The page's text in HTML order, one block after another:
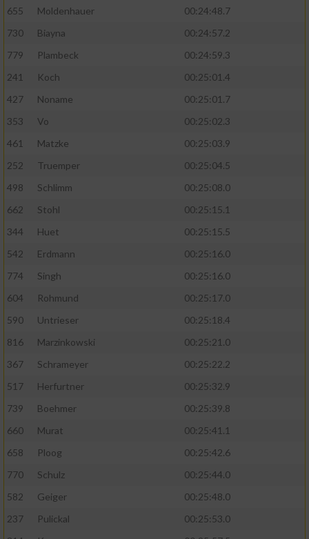
655
Moldenhauer
00:24:48.7
730
Biayna
00:24:57.2
779
Plambeck
00:24:59.3
241
Koch
00:25:01.4
427
Noname
00:25:01.7
353
Vo
00:25:02.3
461
Matzke
00:25:03.9
252
Truemper
00:25:04.5
498
Schlimm
00:25:08.0
662
Stohl
00:25:15.1
344
Huet
00:25:15.5
542
Erdmann
00:25:16.0
774
Singh
00:25:16.0
604
Rohmund
00:25:17.0
590
Untrieser
00:25:18.4
816
Marzinkowski
00:25:21.0
367
Schrameyer
00:25:22.2
517
Herfurtner
00:25:32.9
739
Boehmer
00:25:39.8
660
Murat
00:25:41.1
658
Ploog
00:25:42.6
770
Schulz
00:25:44.0
582
Geiger
00:25:48.0
237
Pulickal
00:25:53.0